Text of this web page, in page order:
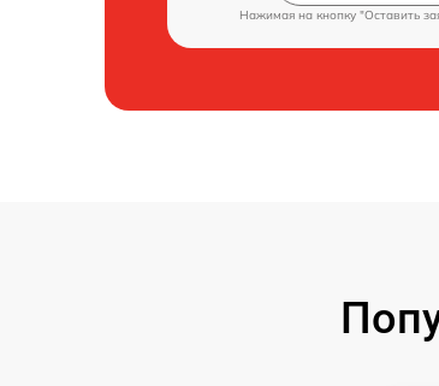
Нажимая на кнопку "Оставить